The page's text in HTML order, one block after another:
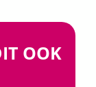
OOK